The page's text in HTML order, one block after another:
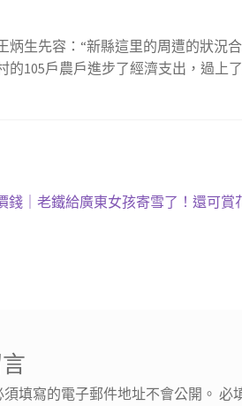
炳生先容：“新縣這里的周遭的狀況
的105戶農戶進步了經濟支出，過上
錢｜老鐵給廣東女孩寄雪了！還可賞
填寫的電子郵件地址不會公開。 必